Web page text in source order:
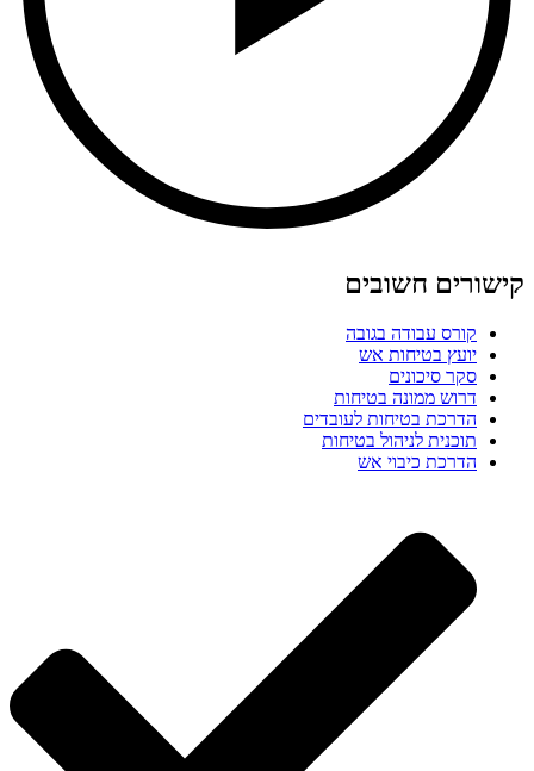
קישורים חשובים
קורס עבודה בגובה
יועץ בטיחות אש
סקר סיכונים
דרוש ממונה בטיחות
הדרכת בטיחות לעובדים
תוכנית לניהול בטיחות
הדרכת כיבוי אש